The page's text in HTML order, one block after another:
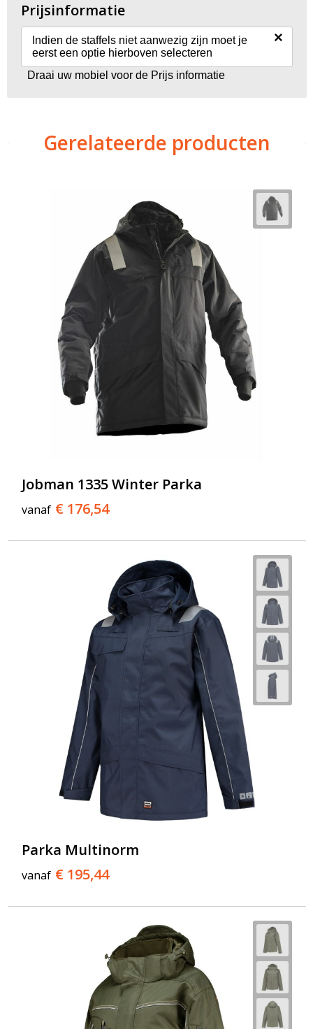
Prijsinformatie
Indien de staffels niet aanwezig zijn moet je
eerst een optie hierboven selecteren
×
Draai uw mobiel voor de Prijs informatie
Gerelateerde producten
Jobman 1335 Winter Parka
vanaf € 176,54
Parka Multinorm
vanaf € 195,44